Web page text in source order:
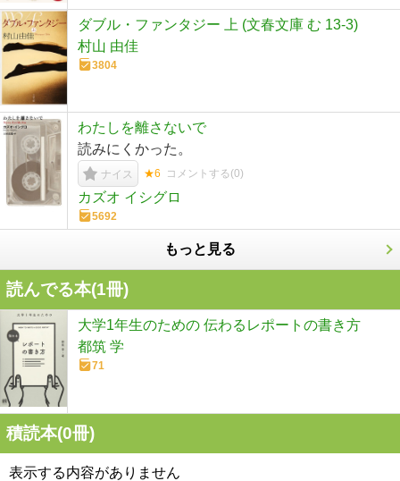
ダブル・ファンタジー 上 (文春文庫 む 13-3)
村山 由佳
3804
わたしを離さないで
読みにくかった。
ナイス ★6 コメントする(0)
カズオ イシグロ
5692
もっと見る
読んでる本(1冊)
大学1年生のための 伝わるレポートの書き方
都筑 学
71
積読本(0冊)
表示する内容がありません